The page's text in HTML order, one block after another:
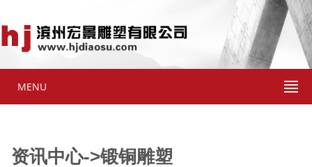
MENU
资讯中心->锻铜雕塑